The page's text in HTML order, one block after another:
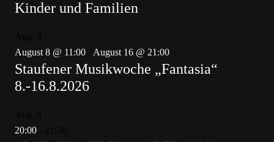
Kinder und Familien
August 8 @ 11:00
August 16 @ 21:00
Staufener Musikwoche „Fantasia“
8.-16.8.2026
20:00